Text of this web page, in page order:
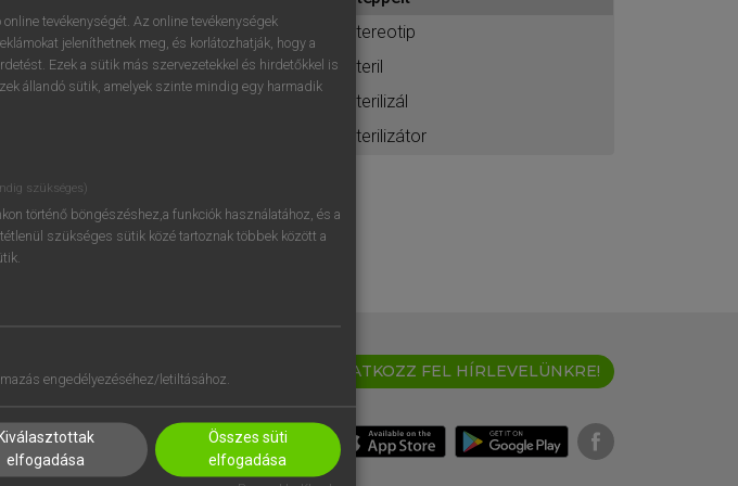
próbaverziójának elindításához
regisztrálok ésbelépek.
REGISZTRÁCIÓ
stereotip
steril
sterilizál
sterilizátor
IRATKOZZ FEL HÍRLEVELÜNKRE!
tevékenységét. Az online tevékenységek
jeleníthetnek meg, és korlátozhatják, hogy a
Ezek a sütik más szervezetekkel és hirdetőkkel is
állandó sütik, amelyek szinte mindig egy harmadik
szükséges)
történő böngészéshez,a funkciók használatához, és a
szükséges sütik közé tartoznak többek között a
engedélyezéséhez/letiltásához.
Kiválasztottak
elfogadása
Összes süti
elfogadása